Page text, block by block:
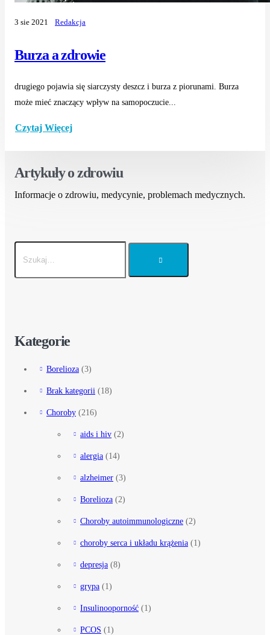
Burza a zdrowie
3 sie 2021 Redakcja
drugiego pojawia się siarczysty deszcz i burza z piorunami. Burza
może mieć znaczący wpływ na samopoczucie...
Czytaj Więcej
Artykuły o zdrowiu
Informacje o zdrowiu, medycynie, problemach medycznych.
Kategorie
Borelioza (3)
Brak kategorii (18)
Choroby (216)
aids i hiv (2)
alergia (14)
alzheimer (3)
Borelioza (2)
Choroby autoimmunologiczne (2)
choroby serca i układu krążenia (1)
depresja (8)
grypa (1)
Insulinooporność (1)
PCOS (1)